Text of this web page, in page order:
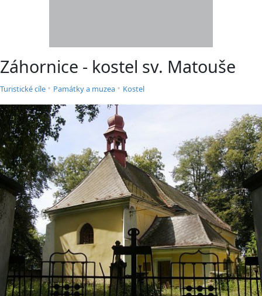
Záhornice - kostel sv. Matouše
Turistické cíle • Památky a muzea • Kostel